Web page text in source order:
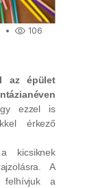
106
az épület
ezzel is
érkező
kicsiknek
A
felhívjuk a